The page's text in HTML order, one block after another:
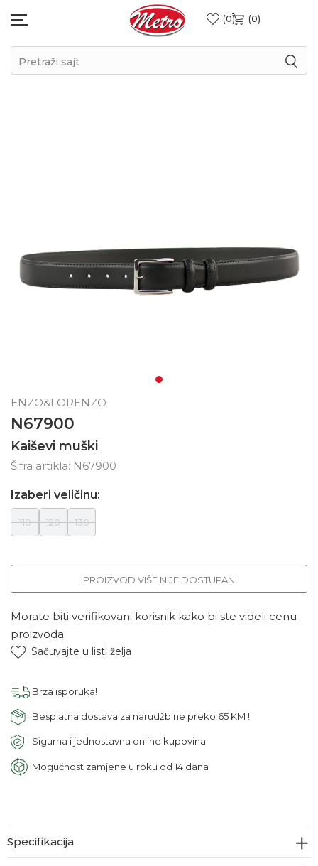
0 0
Pretraži sajt
ENZO&LORENZO
N67900
Kaiševi muški
Šifra artikla: N67900
Izaberi veličinu:
110 120 130
PROIZVOD VIŠE NIJE DOSTUPAN
Morate biti verifikovani korisnik kako bi ste videli cenu
proizvoda
Sačuvajte u listi želja
Brza isporuka!
Besplatna dostava za narudžbine preko 65 KM !
Sigurna i jednostavna online kupovina
Mogućnost zamjene u roku od 14 dana
Specifikacija